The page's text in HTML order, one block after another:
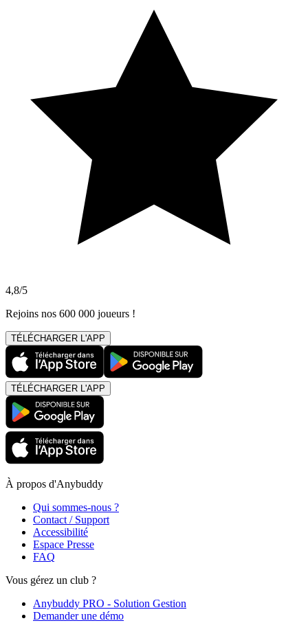
4,8/5
Rejoins nos 600 000 joueurs !
TÉLÉCHARGER L'APP
TÉLÉCHARGER L'APP
À propos d'Anybuddy
Qui sommes-nous ?
Contact / Support
Accessibilité
Espace Presse
FAQ
Vous gérez un club ?
Anybuddy PRO - Solution Gestion
Demander une démo